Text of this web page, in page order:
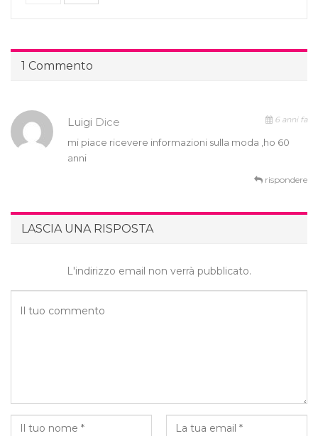
1 Commento
Luigi Dice 6 anni fa
mi piace ricevere informazioni sulla moda ,ho 60
anni
rispondere
LASCIA UNA RISPOSTA
L'indirizzo email non verrà pubblicato.